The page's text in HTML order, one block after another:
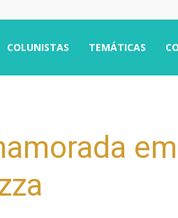
COLUNISTAS TEMÁTICAS
em